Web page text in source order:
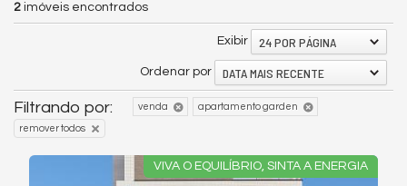
2 imóveis encontrados
Exibir 24 POR PÁGINA
Ordenar por DATA MAIS RECENTE
Filtrando por: venda apartamento garden
remover todos
VIVA O EQUILÍBRIO, SINTA A ENERGIA